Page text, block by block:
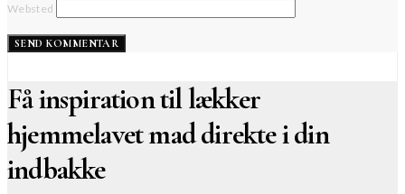
Websted
Få inspiration til lækker
hjemmelavet mad direkte i din
indbakke